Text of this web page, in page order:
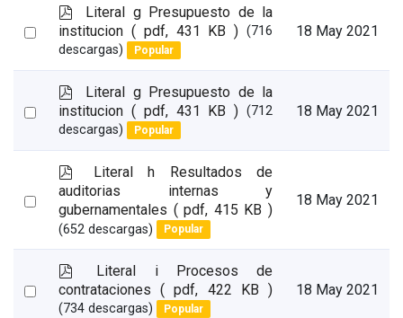
Select
p
d
f
Literal g Presupuesto de la
institucion ( pdf, 431 KB ) (716
descargas)
Popular
18 May 2021
Select
p
d
f
Literal g Presupuesto de la
institucion ( pdf, 431 KB ) (712
descargas)
Popular
18 May 2021
Select
item
p
d
f
Literal h Resultados de
auditorias internas y
gubernamentales ( pdf, 415 KB )
(652 descargas) Popular
18 May 2021
Select
p
d
f
Literal i Procesos de
contrataciones ( pdf, 422 KB )
(734 descargas) Popular
18 May 2021